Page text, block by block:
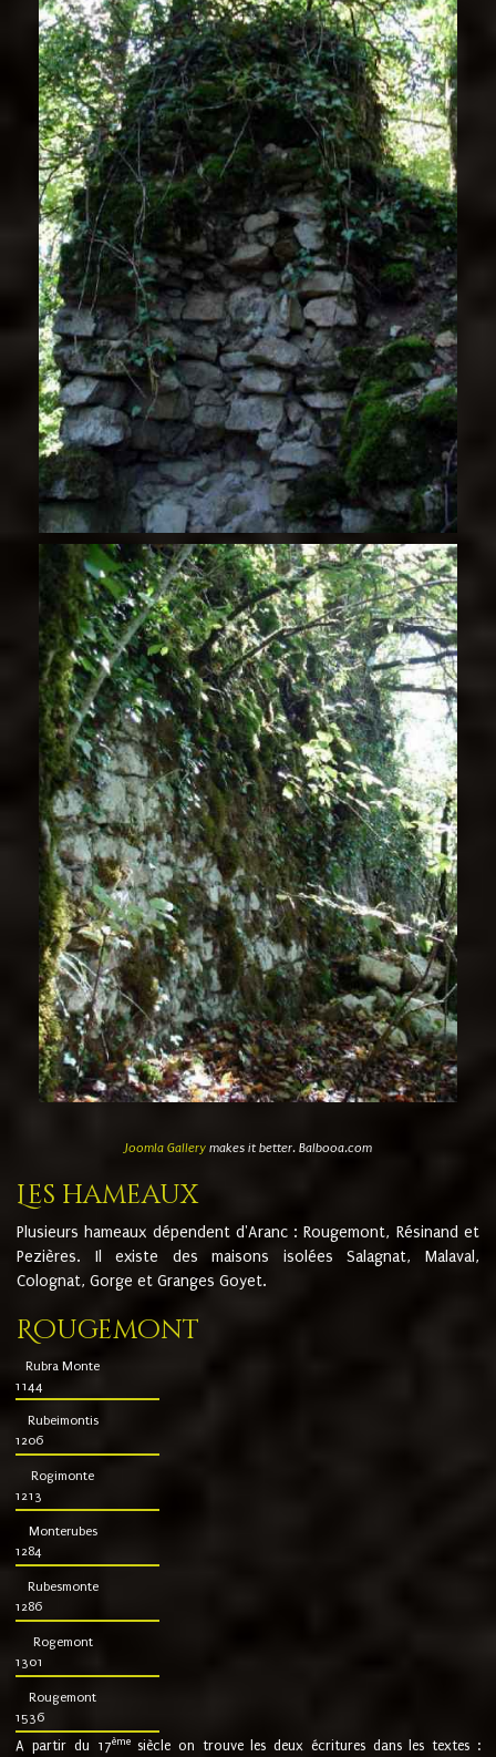
Joomla Gallerymakes it better. Balbooa.com
Les hameaux
Plusieurs hameaux dépendent d'Aranc : Rougemont, Résinand et
Pezières. Il existe des maisons isolées Salagnat, Malaval,
Colognat, Gorge et Granges Goyet.
Rougemont
Rubra Monte
1144
Rubeimontis
1206
Rogimonte
1213
Monterubes
1284
Rubesmonte
1286
Rogemont
1301
Rougemont
1536
A partir du 17ème siècle on trouve les deux écritures dans les textes :